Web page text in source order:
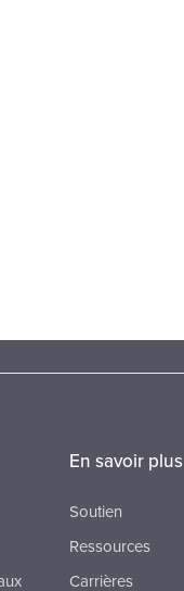
En savoir plus
Soutien
Ressources
Carrières